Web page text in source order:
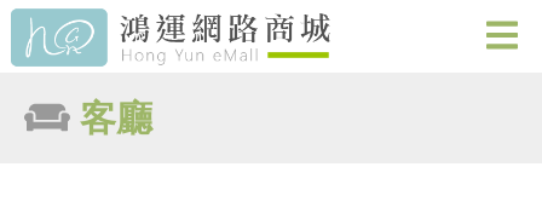
客廳